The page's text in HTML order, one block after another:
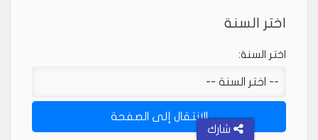
اختر السنة
اختر السنة:
شارك